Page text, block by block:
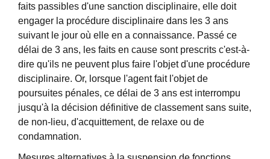
faits passibles d'une sanction disciplinaire, elle doit
engager la procédure disciplinaire dans les 3 ans
suivant le jour où elle en a connaissance. Passé ce
délai de 3 ans, les faits en cause sont prescrits c'est-à-
dire qu'ils ne peuvent plus faire l'objet d'une procédure
disciplinaire. Or, lorsque l'agent fait l'objet de
poursuites pénales, ce délai de 3 ans est interrompu
jusqu'à la décision définitive de classement sans suite,
de non-lieu, d'acquittement, de relaxe ou de
condamnation.